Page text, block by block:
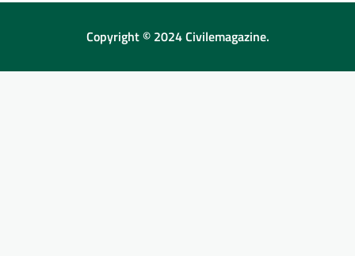
Copyright © 2024 Civilemagazine.